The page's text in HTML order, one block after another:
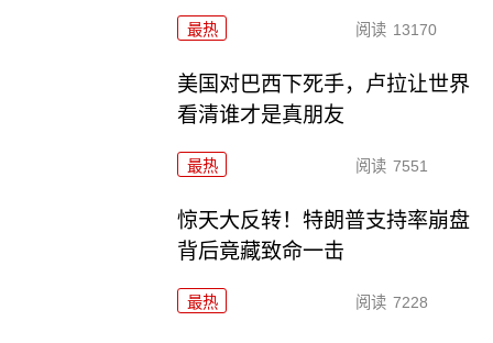
最热 阅读 13170
美国对巴西下死手，卢拉让世界
看清谁才是真朋友
最热 阅读 7551
惊天大反转！特朗普支持率崩盘
背后竟藏致命一击
最热 阅读 7228